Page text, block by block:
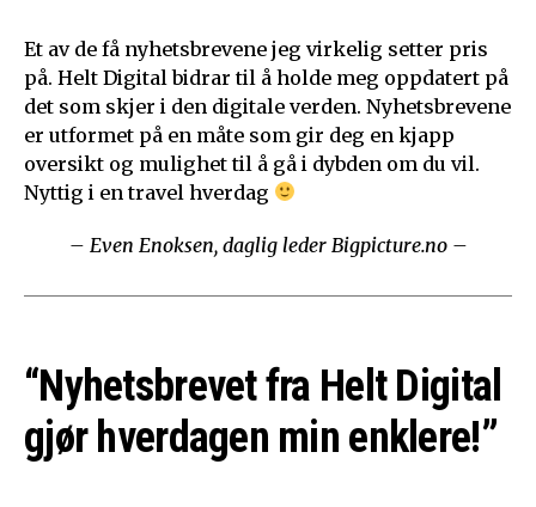
Et av de få nyhetsbrevene jeg virkelig setter pris
på. Helt Digital bidrar til å holde meg oppdatert på
det som skjer i den digitale verden. Nyhetsbrevene
er utformet på en måte som gir deg en kjapp
oversikt og mulighet til å gå i dybden om du vil.
Nyttig i en travel hverdag
– Even Enoksen, daglig leder Bigpicture.no –
“Nyhetsbrevet fra Helt Digital
gjør hverdagen min enklere!”